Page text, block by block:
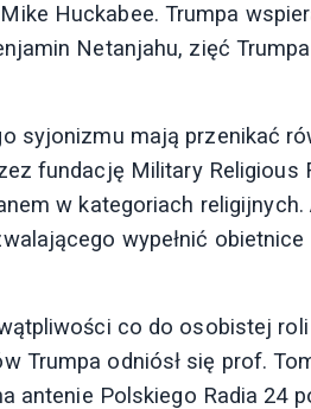
Huckabee. Trumpa
Netanjahu, zięć
syjonizmu mają przenikać
fundację Military Religious
w kategoriach
wypełnić
co do osobistej
Trumpa odniósł się prof.
antenie Polskiego Radia 24